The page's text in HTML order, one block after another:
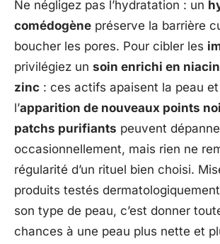
Ne négligez pas l’hydratation : un
comédogène préserve la barrière
boucher les pores. Pour cibler les
privilégiez un soin enrichi en
zinc : ces actifs apaisent la peau
l’apparition de nouveaux points
patchs purifiants peuvent
occasionnellement, mais rien ne
régularité d’un rituel bien choisi.
produits testés
son type de peau, c’est donner
chances à une peau plus nette et